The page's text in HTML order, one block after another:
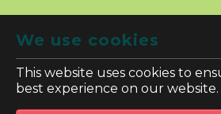
We use cookies
This website uses cookies to
best experience on our website.